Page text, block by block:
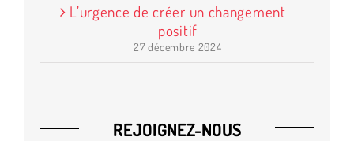
L’urgence de créer un changement
positif
27 décembre 2024
REJOIGNEZ-NOUS